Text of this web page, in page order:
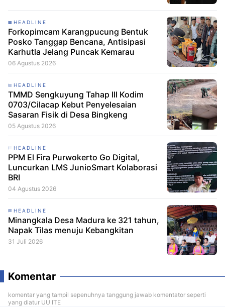
HEADLINE
Forkopimcam Karangpucung Bentuk
Posko Tanggap Bencana, Antisipasi
Karhutla Jelang Puncak Kemarau
06 Agustus 2026
HEADLINE
TMMD Sengkuyung Tahap III Kodim
0703/Cilacap Kebut Penyelesaian
Sasaran Fisik di Desa Bingkeng
05 Agustus 2026
HEADLINE
PPM El Fira Purwokerto Go Digital,
Luncurkan LMS JunioSmart Kolaborasi
BRI
04 Agustus 2026
HEADLINE
Minangkala Desa Madura ke 321 tahun,
Napak Tilas menuju Kebangkitan
31 Juli 2026
Komentar
komentar yang tampil sepenuhnya tanggung jawab komentator seperti
yang diatur UU ITE